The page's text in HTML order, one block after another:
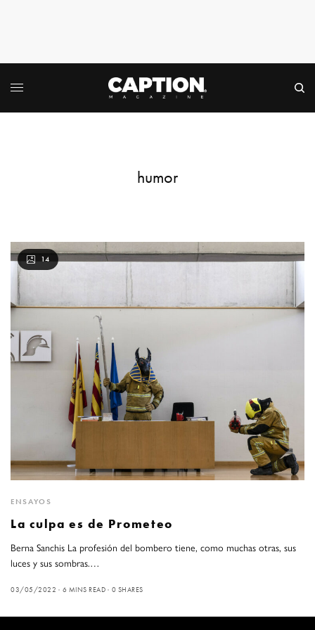
humor
14
ENSAYOS
La culpa es de Prometeo
Berna Sanchis La profesión del bombero tiene, como muchas otras, sus
luces y sus sombras.…
03/05/2022 6 MINS READ 0 SHARES